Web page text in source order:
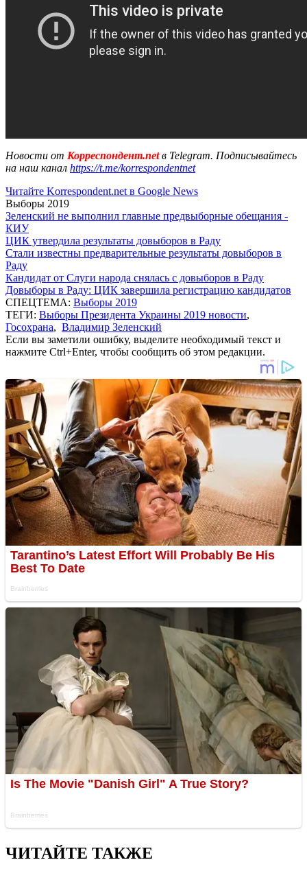
Новости от Корреспондент.netв Telegram. Подписывайтесь
на наш канал https://t.me/korrespondentnet
Читайте Korrespondent.net в Google News
Выборы 2019
Зеленский не выполнил главные предвыборные обещания -
КИУ
ЦИК утвердила результаты довыборов в Раду
Стали известны предварительные результаты довыборов в
Раду
Кандидат от Слуги народа снялась с довыборов в Раду
Довыборы в Раду: ЦИК завершила регистрацию кандидатов
СПЕЦТЕМА: Выборы 2019
ТЕГИ: Выборы Президента Украины 2019 новости,
Госохрана, Владимир Зеленский
Если вы заметили ошибку, выделите необходимый текст и
нажмите Ctrl+Enter, чтобы сообщить об этом редакции.
ЧИТАЙТЕ ТАКЖЕ